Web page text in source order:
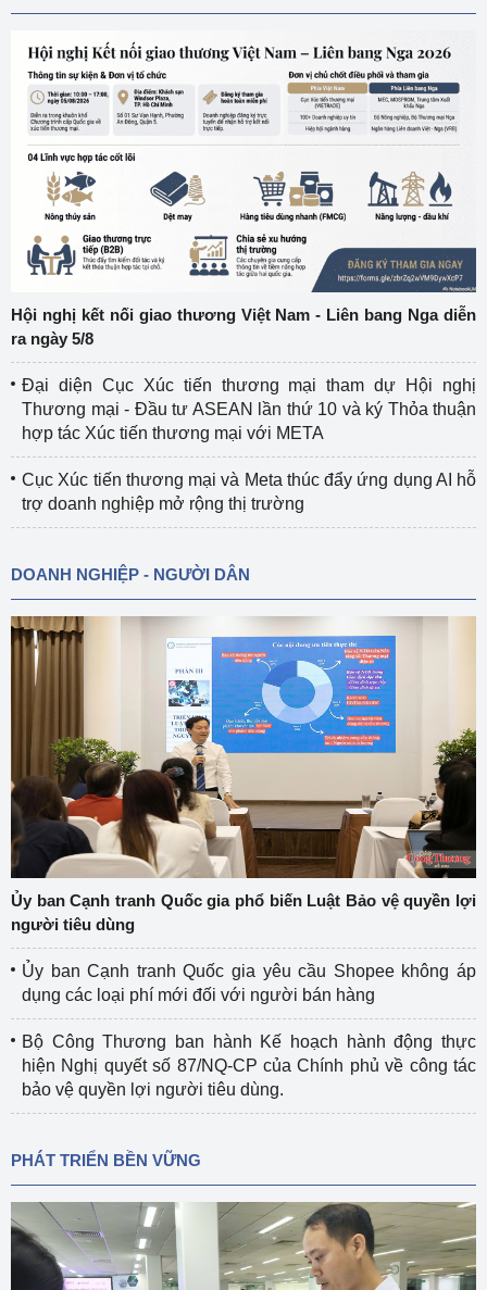
Hội nghị kết nối giao thương Việt Nam - Liên bang Nga diễn
ra ngày 5/8
Đại diện Cục Xúc tiến thương mại tham dự Hội nghị
Thương mại - Đầu tư ASEAN lần thứ 10 và ký Thỏa thuận
hợp tác Xúc tiến thương mại với META
Cục Xúc tiến thương mại và Meta thúc đẩy ứng dụng AI hỗ
trợ doanh nghiệp mở rộng thị trường
DOANH NGHIỆP - NGƯỜI DÂN
Ủy ban Cạnh tranh Quốc gia phổ biến Luật Bảo vệ quyền lợi
người tiêu dùng
Ủy ban Cạnh tranh Quốc gia yêu cầu Shopee không áp
dụng các loại phí mới đối với người bán hàng
Bộ Công Thương ban hành Kế hoạch hành động thực
hiện Nghị quyết số 87/NQ-CP của Chính phủ về công tác
bảo vệ quyền lợi người tiêu dùng.
PHÁT TRIỂN BỀN VỮNG